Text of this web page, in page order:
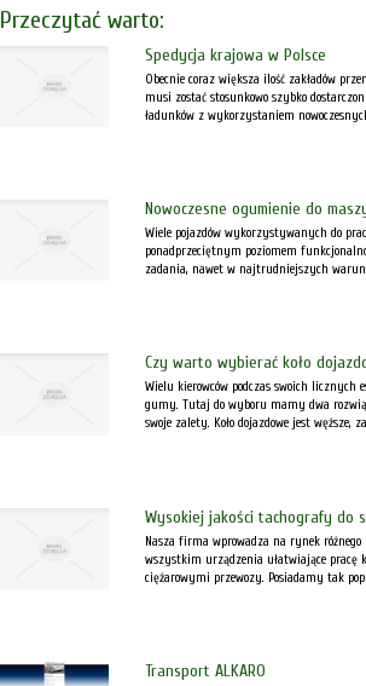
Przeczytać warto:
Spedycja krajowa w Polsce
Obecnie coraz większa ilość zakładów
musi zostać stosunkowo szybko
ładunków z wykorzystaniem
Nowoczesne ogumienie do
Wiele pojazdów wykorzystywanych do
ponadprzeciętnym poziomem
zadania, nawet w najtrudniejszych
Czy warto wybierać koło
Wielu kierowców podczas swoich licznych
gumy. Tutaj do wyboru mamy dwa
swoje zalety. Koło dojazdowe jest węższe,
Wysokiej jakości tachografy do
Nasza firma wprowadza na rynek
wszystkim urządzenia ułatwiające pracę
ciężarowymi przewozy. Posiadamy tak
Transport ALKARO